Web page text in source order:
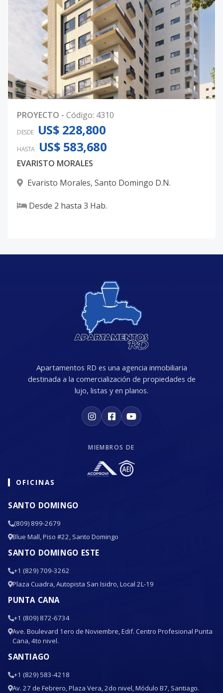
PROYECTO - Código: 4310
DESDE US$ 228,800
HASTA US$ 583,680
EVARISTO MORALES
Evaristo Morales, Santo Domingo D.N.
Desde 2 hasta 3 Hab.
Apartamentos RD es una agencia inmobiliaria
destinada a la comercialización de propiedades de
lujo, listas y en planos.
MIEMBROS DE
OFICINAS
SANTO DOMINGO
(809) 899-2679
Blue Mall, Piso #22, Santo Domingo
SANTO DOMINGO ESTE
+1 (829) 709-3262
Plaza Cuadra, Autopista San Isidro, Local 2L-19
PUNTA CANA
+1 (809) 872-6734
Ave. Boulevard 1ero de Noviembre, Edif. Centro Profesional Punta
Cana, 4to nivel.
SANTIAGO
+1 (829) 583-4218
Av. 27 de Febrero, Plaza Vera, 2do nivel, Módulo B7, Santiago.